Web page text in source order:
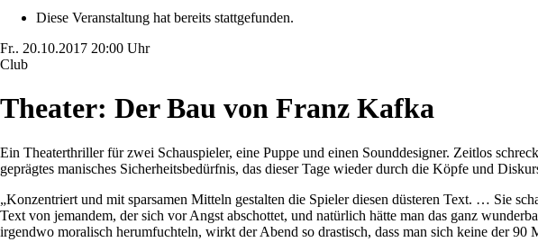
Diese Veranstaltung hat bereits stattgefunden.
Fr.. 20.10.2017 20:00 Uhr
Club
Theater: Der Bau von Franz Kafka
Ein Theaterthriller für zwei Schauspieler, eine Puppe und einen Sounddesigner. Zeitlos
geprägtes manisches Sicherheitsbedürfnis, das dieser Tage wieder durch die Köpfe und
„Konzentriert und mit sparsamen Mitteln gestalten die Spieler diesen düsteren Text. … Sie
Text von jemandem, der sich vor Angst abschottet, und natürlich hätte man das ganz
irgendwo moralisch herumfuchteln, wirkt der Abend so drastisch, dass man sich keine der 90